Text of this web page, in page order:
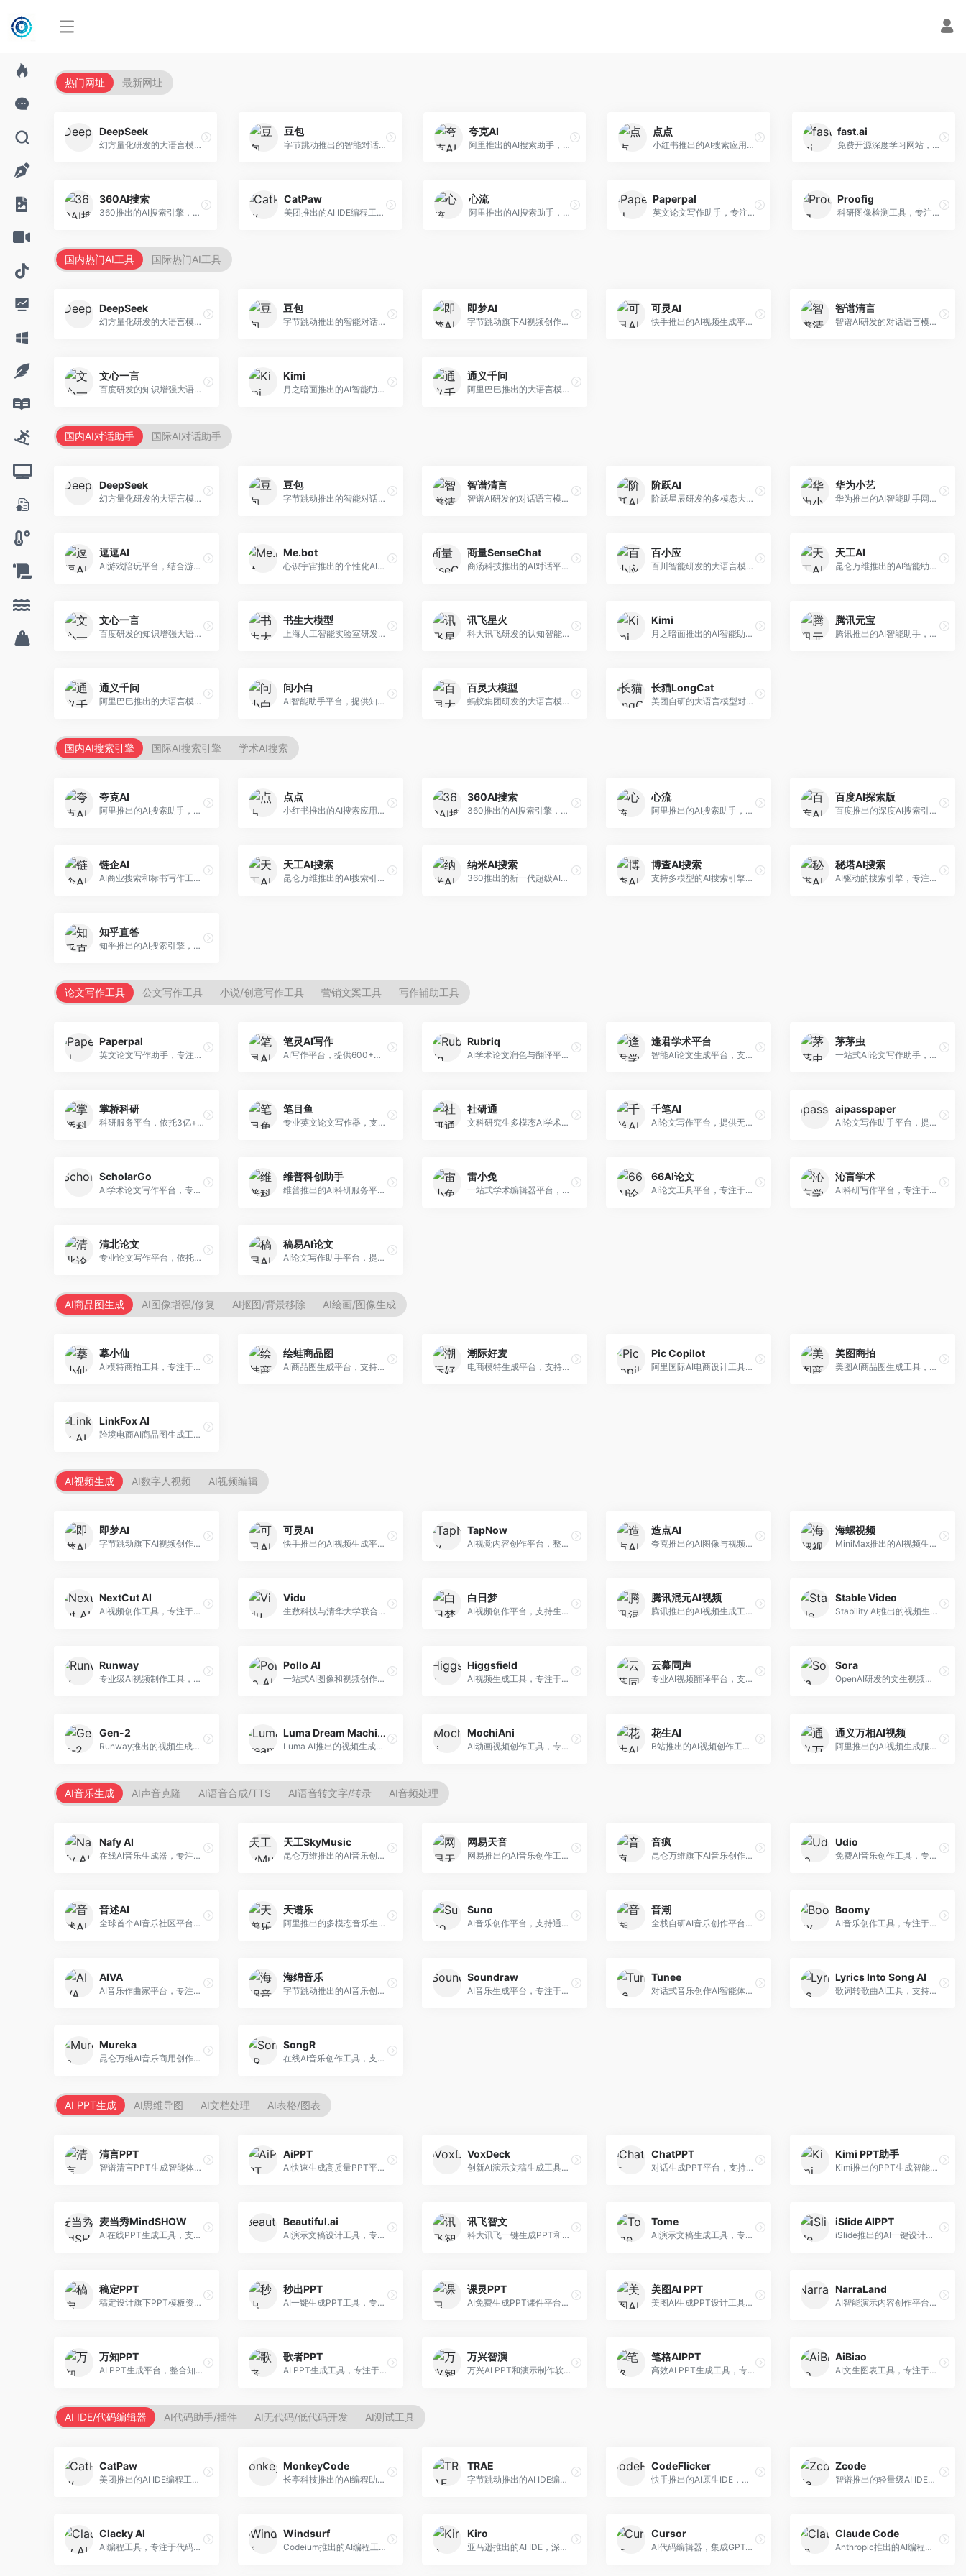
热门网址 最新网址
DeepSeek
幻方量化研发的大语言模型平台，专注于深度推理和代码生成能力。面向开发者、研究人员和技术爱好者，提供强大的逻辑推理和数学计算功能，开源生态完善，API接口友好。
豆包
字节跳动推出的智能对话助手平台，提供文本创作、知识问答、英语学习等多种AI服务。面向普通用户和内容创作者，支持多轮对话和文件解析，免费使用，响应速度快，中文理解能力强。
夸克AI
阿里推出的AI搜索助手，整合搜索与AI功能。面向年轻用户，提供智能搜索、文档处理、学习辅助等服务，与夸克生态深度整合。
点点
小红书推出的AI搜索应用，专注于生活方式内容搜索。面向小红书用户，提供生活攻略、消费决策、内容推荐等服务，生活方式内容丰富。
fast.ai
免费开源深度学习网站，专注于实用AI教学。面向开发者，提供免费深度学习课程、实战项目、代码库等资源，学习门槛低。
360AI搜索
360推出的AI搜索引擎，专注于安全智能搜索。面向普通用户，提供智能问答、网页搜索、内容整理等服务，安全防护能力强。
CatPaw
美团推出的AI IDE编程工具，专注于本地开发生态。面向开发者，提供智能代码补全、代码生成、项目管理等服务，本地开发体验好。
心流
阿里推出的AI搜索助手，专注于智能信息获取。面向普通用户，提供智能搜索、内容整理、知识问答等服务，与阿里生态深度整合。
Paperpal
英文论文写作助手，专注于学术英语润色。面向需要发表国际期刊的研究者，提供语法检查、学术表达优化、格式规范等服务，英语表达地道专业。
Proofig
科研图像检测工具，专注于学术图像完整性验证。面向科研人员，提供图像检测、重复分析、报告生成等服务，学术检测专业。
国内热门AI工具 国际热门AI工具
DeepSeek
幻方量化研发的大语言模型平台，专注于深度推理和代码生成能力。面向开发者、研究人员和技术爱好者，提供强大的逻辑推理和数学计算功能，开源生态完善，API接口友好。
豆包
字节跳动推出的智能对话助手平台，提供文本创作、知识问答、英语学习等多种AI服务。面向普通用户和内容创作者，支持多轮对话和文件解析，免费使用，响应速度快，中文理解能力强。
即梦AI
字节跳动旗下AI视频创作平台，支持多模态内容生成。面向内容创作者和营销人员，提供文生视频、图生视频、智能剪辑等功能，中文理解能力强，创作效率高。
可灵AI
快手推出的AI视频生成平台，支持文生视频和图生视频，可生成长达2分钟的高质量视频内容。面向短视频创作者和营销人员，操作简便，生成效果逼真，适合商业推广和创意表达。
智谱清言
智谱AI研发的对话语言模型，支持中英双语交互。面向中文用户和开发者，提供知识问答、代码编写、文档解读等服务，开源生态完善，学术研究背景深厚。
文心一言
百度研发的知识增强大语言模型，深度融合百度知识图谱和搜索能力。面向中文用户，提供知识问答、文本创作、逻辑推理等服务，中文语境理解准确，知识覆盖面广。
Kimi
月之暗面推出的AI智能助手，核心优势在于超长文本处理能力，支持20万字以上文档分析。面向学术研究者、职场人士和内容创作者，提供文档解读、PPT生成、联网搜索等综合服务。
通义千问
阿里巴巴推出的大语言模型平台，提供对话问答、文档处理、图像理解、代码编写等全方位AI服务。面向企业用户和个人开发者，集成阿里云生态，支持多模态交互，企业级安全保障。
国内AI对话助手 国际AI对话助手
DeepSeek
幻方量化研发的大语言模型平台，专注于深度推理和代码生成能力。面向开发者、研究人员和技术爱好者，提供强大的逻辑推理和数学计算功能，开源生态完善，API接口友好。
豆包
字节跳动推出的智能对话助手平台，提供文本创作、知识问答、英语学习等多种AI服务。面向普通用户和内容创作者，支持多轮对话和文件解析，免费使用，响应速度快，中文理解能力强。
智谱清言
智谱AI研发的对话语言模型，支持中英双语交互。面向中文用户和开发者，提供知识问答、代码编写、文档解读等服务，开源生态完善，学术研究背景深厚。
阶跃AI
阶跃星辰研发的多模态大模型平台，支持文本、图像、视频的综合理解与生成。面向创作者和企业客户，提供内容创作、智能分析等服务，多模态能力突出。
华为小艺
华为推出的AI智能助手网页端，深度整合鸿蒙生态和华为云服务。面向华为设备用户，支持语音交互、智能问答、设备控制等功能，与华为硬件生态无缝衔接。
逗逗AI
AI游戏陪玩平台，结合游戏理解和自然语言交互技术。面向游戏玩家，提供游戏攻略、陪玩互动、社交聊天等服务，游戏知识丰富，互动体验有趣。
Me.bot
心识宇宙推出的个性化AI伴侣，专注于情感交互和个人助理服务。面向个人用户，支持日程管理、情感陪伴、知识问答等功能，交互体验人性化。
商量SenseChat
商汤科技推出的AI对话平台，结合计算机视觉和自然语言处理技术。面向企业用户和开发者，支持多模态交互，视觉理解能力强，适合智能客服和内容创作场景。
百小应
百川智能研发的大语言模型助手，专注于中文理解和生成。面向中文用户，提供知识问答、文本创作、代码辅助等服务，模型参数规模大，中文表达流畅自然。
天工AI
昆仑万维推出的AI智能助手，集成搜索、对话、创作等多种能力。面向普通用户和内容创作者，支持联网搜索、文本生成、图像理解等功能，响应速度快，免费使用。
文心一言
百度研发的知识增强大语言模型，深度融合百度知识图谱和搜索能力。面向中文用户，提供知识问答、文本创作、逻辑推理等服务，中文语境理解准确，知识覆盖面广。
书生大模型
上海人工智能实验室研发的开源大模型系列，支持多尺度和多模态。面向研究机构和开发者，开源生态完善，学术研究背景深厚，适合科研和定制开发。
讯飞星火
科大讯飞研发的认知智能大模型，深度融合语音识别和自然语言处理技术。面向企业用户和教育领域，提供语音交互、文档处理、代码生成等服务，中文语音识别准确率高。
Kimi
月之暗面推出的AI智能助手，核心优势在于超长文本处理能力，支持20万字以上文档分析。面向学术研究者、职场人士和内容创作者，提供文档解读、PPT生成、联网搜索等综合服务。
腾讯元宝
腾讯推出的AI智能助手，整合微信生态和腾讯云服务。面向普通用户和企业客户，支持文档解析、图像理解、联网搜索等功能，与腾讯产品无缝衔接，办公协作便捷。
通义千问
阿里巴巴推出的大语言模型平台，提供对话问答、文档处理、图像理解、代码编写等全方位AI服务。面向企业用户和个人开发者，集成阿里云生态，支持多模态交互，企业级安全保障。
问小白
AI智能助手平台，提供知识问答、文本创作、文档处理等服务。面向普通用户和职场人士，操作简便，响应速度快，支持多场景应用。
百灵大模型
蚂蚁集团研发的大语言模型平台，专注于金融科技和企业服务。面向金融机构和企业客户，提供智能客服、风险分析、文档处理等服务，金融场景理解深入。
长猫LongCat
美团自研的大语言模型对话平台，专注于本地生活服务场景。面向美团生态用户，提供智能推荐、服务问答等功能，本地生活知识覆盖全面。
国内AI搜索引擎 国际AI搜索引擎 学术AI搜索
夸克AI
阿里推出的AI搜索助手，整合搜索与AI功能。面向年轻用户，提供智能搜索、文档处理、学习辅助等服务，与夸克生态深度整合。
点点
小红书推出的AI搜索应用，专注于生活方式内容搜索。面向小红书用户，提供生活攻略、消费决策、内容推荐等服务，生活方式内容丰富。
360AI搜索
360推出的AI搜索引擎，专注于安全智能搜索。面向普通用户，提供智能问答、网页搜索、内容整理等服务，安全防护能力强。
心流
阿里推出的AI搜索助手，专注于智能信息获取。面向普通用户，提供智能搜索、内容整理、知识问答等服务，与阿里生态深度整合。
百度AI探索版
百度推出的深度AI搜索引擎，整合百度知识图谱。面向中文用户，提供智能问答、知识探索、内容生成等服务，知识覆盖面广。
链企AI
AI商业搜索和标书写作工具，专注于企业服务场景。面向企业用户，提供商业信息搜索、标书生成、企业分析等服务，商业信息专业。
天工AI搜索
昆仑万维推出的AI搜索引擎，整合大模型与搜索能力。面向普通用户，提供智能问答、深度搜索、内容整理等服务，中文搜索体验好。
纳米AI搜索
360推出的新一代超级AI搜索，深度整合360搜索资源。面向普通用户，提供智能问答、多模态搜索、内容生成等服务，安全可靠。
博查AI搜索
支持多模型的AI搜索引擎，整合多种大模型能力。面向AI爱好者，提供多模型搜索、答案对比、深度分析等服务，模型选择灵活。
秘塔AI搜索
AI驱动的搜索引擎，专注于无广告直达结果。面向研究者和信息获取需求者，提供深度搜索、来源标注、答案整理等服务，搜索结果干净准确，信息可信度高。
知乎直答
知乎推出的AI搜索引擎，专注于知识问答场景。面向知识获取者，提供知乎内容搜索、智能问答、知识整理等服务，专业知识丰富。
论文写作工具 公文写作工具 小说/创意写作工具 营销文案工具 写作辅助工具
Paperpal
英文论文写作助手，专注于学术英语润色。面向需要发表国际期刊的研究者，提供语法检查、学术表达优化、格式规范等服务，英语表达地道专业。
笔灵AI写作
AI写作平台，提供600+写作模板。面向学生、职场人士和内容创作者，支持论文、公文、营销文案等多种文体，模板丰富，一键生成，写作效率大幅提升。
Rubriq
AI学术论文润色与翻译平台。面向国际期刊投稿者，提供论文润色、翻译、格式调整等服务，支持多语言，学术表达专业规范。
逢君学术平台
智能AI论文生成平台，支持查重检测。面向高校学生和研究人员，提供论文选题、内容生成、查重修改等一站式服务，学术写作流程完整。
茅茅虫
一站式AI论文写作助手，覆盖学术写作全场景。面向高校学生和科研人员，提供开题报告、文献综述、论文正文等写作服务，支持多学科多类型论文，操作简便。
掌桥科研
科研服务平台，依托3亿+真实文献数据库。面向学术研究者和学生，提供文献检索、论文写作、科研数据分析等服务，文献资源丰富，学术支持专业。
笔目鱼
专业英文论文写作器，支持学术论文全流程。面向留学生和国际期刊投稿者，提供英文论文撰写、润色、格式调整等服务，学术英语表达规范。
社研通
文科研究生多模态AI学术写作平台。面向文科研究生和社科研究者，提供文献综述、理论分析、定性研究辅助等服务，文科研究方法论支持完善。
千笔AI
AI论文写作平台，提供无限改稿服务。面向高校学生和学术研究者，支持论文选题、大纲生成、内容撰写、查重修改等全流程服务，改稿次数不限，服务质量有保障。
aipasspaper
AI论文写作助手平台，提供智能化的学术写作支持。面向大学生和研究人员，支持多种学科论文生成，提供参考文献管理和格式规范服务，写作效率高。
ScholarGo
AI学术论文写作平台，专注于理工科领域的逻辑构建。面向理工科研究生和科研工作者，提供公式编辑、数据分析、论文结构优化等服务，理工科写作逻辑严谨。
维普科创助手
维普推出的AI科研服务平台，整合学术资源与智能写作。面向科研人员和高校师生，提供文献检索、论文写作、查重检测等一站式服务，学术资源权威可靠。
雷小兔
一站式学术编辑器平台，覆盖论文写作全流程。面向高校学生和科研人员，提供选题分析、文献检索、论文生成、查重降重等服务，操作流程清晰，学术写作效率显著提升。
66AI论文
AI论文工具平台，专注于高质量低查重论文生成。面向大学生和研究生，提供论文写作、降重修改等服务，生成内容原创度高，查重率低。
沁言学术
AI科研写作平台，专注于学术研究辅助。面向研究生和科研工作者，提供文献分析、研究方法指导、论文撰写等服务，学术资源丰富，研究支持全面。
清北论文
专业论文写作平台，依托高校学术资源。面向本科生和研究生，提供论文指导、写作辅助、查重检测等服务，学术规范性强，适合追求高质量论文的用户。
稿易AI论文
AI论文写作助手平台，提供智能化学术写作支持。面向高校学生，支持多种论文类型生成，提供参考文献管理和格式规范服务，操作流程简单。
AI商品图生成 AI图像增强/修复 AI抠图/背景移除 AI绘画/图像生成
摹小仙
AI模特商拍工具，专注于服装电商。面向服装电商卖家，提供虚拟模特试穿、商品展示图生成等服务，模特形象多样，拍摄成本低。
绘蛙商品图
AI商品图生成平台，支持模特换装和场景生成。面向电商卖家，提供商品上身效果展示、场景化商品图生成等服务，电商营销效果显著。
潮际好麦
电商模特生成平台，支持AI虚拟模特创作。面向服装和配饰电商，提供模特试穿、商品展示、营销素材生成等服务，模特形象可定制。
Pic Copilot
阿里国际AI电商设计工具，专注于跨境电商。面向跨境电商卖家，提供商品图优化、营销海报生成、多语言适配等服务，海外市场适配性强。
美图商拍
美图AI商品图生成工具，整合美图生态。面向电商卖家，提供商品图美化、模特替换、场景生成等服务，移动端操作便捷。
LinkFox AI
跨境电商AI商品图生成工具。面向跨境电商卖家，支持多语言商品图生成、模特替换、场景优化等服务，适配海外电商平台需求。
AI视频生成 AI数字人视频 AI视频编辑
即梦AI
字节跳动旗下AI视频创作平台，支持多模态内容生成。面向内容创作者和营销人员，提供文生视频、图生视频、智能剪辑等功能，中文理解能力强，创作效率高。
可灵AI
快手推出的AI视频生成平台，支持文生视频和图生视频，可生成长达2分钟的高质量视频内容。面向短视频创作者和营销人员，操作简便，生成效果逼真，适合商业推广和创意表达。
TapNow
AI视觉内容创作平台，整合图像与视频生成能力。面向内容创作者，提供文生图、文生视频、智能编辑等服务，创作工具丰富，一站式体验便捷。
造点AI
夸克推出的AI图像与视频创作平台。面向普通用户和内容创作者，提供文生图、文生视频等功能，操作简便，与夸克生态深度整合。
海螺视频
MiniMax推出的AI视频生成工具，支持高质量视频创作。面向内容创作者，提供文生视频、视频编辑等功能，生成速度快，视频效果自然流畅。
NextCut AI
AI视频创作工具，专注于智能剪辑和视频生成。面向视频创作者，提供智能剪辑、视频生成、特效添加等功能，剪辑效率高，适合快节奏内容生产。
Vidu
生数科技与清华大学联合研发的AI视频生成大模型。面向视频创作者和内容生产者，支持文生视频、图生视频，视频质量高，物理运动理解准确，国产视频生成领先工具。
白日梦
AI视频创作平台，支持生成长达50分钟的长视频内容。面向长视频创作者和内容生产者，支持故事视频生成、视频编辑等功能，适合叙事性内容创作。
腾讯混元AI视频
腾讯推出的AI视频生成工具，基于混元大模型。面向腾讯生态用户和内容创作者，支持文生视频、视频编辑等功能，与腾讯产品生态深度整合。
Stable Video
Stability AI推出的视频生成模型，开源可部署。面向开发者和专业创作者，支持视频生成、视频编辑等功能，开源生态完善，定制化程度高。
Runway
专业级AI视频制作工具，支持视频生成与编辑。面向影视制作人和创意工作者，提供文生视频、视频编辑、绿幕抠像等专业功能，视频处理能力强，适合专业创作场景。
Pollo AI
一站式AI图像和视频创作平台，整合多种生成工具。面向内容创作者，提供文生图、文生视频、视频编辑等服务，创作工具全面，一站式体验便捷。
Higgsfield
AI视频生成工具，专注于高质量视频内容创作。面向视频创作者和营销人员，支持文生视频、视频编辑等功能，视频效果逼真，适合商业应用。
云幕同声
专业AI视频翻译平台，支持视频多语言配音和字幕生成。面向跨境电商和内容出海从业者，提供视频翻译、配音、字幕生成等服务，多语言支持完善。
Sora
OpenAI研发的文生视频大模型，可根据文字描述生成长达60秒的高清视频。面向影视创作者、广告从业者和内容生产者，视频连贯性强，物理世界理解准确，代表了AI视频生成的最高水平。
Gen-2
Runway推出的视频生成模型，专注于文生视频和视频风格转换。面向影视制作人和创意工作者，支持文本到视频、图像到视频等多种生成模式，视频质量专业级。
Luma Dream Machine
Luma AI推出的视频生成工具，专注于高质量视频创作。面向影视创作者和内容生产者，支持文生视频、图生视频，视频质量高，物理运动流畅自然。
MochiAni
AI动画视频创作工具，专注于动画内容生成。面向动画创作者和二次元内容生产者，支持动画风格视频生成，动画效果流畅，适合动漫内容创作。
花生AI
B站推出的AI视频创作工具，专注于短视频内容生成。面向B站创作者，支持视频生成、视频编辑等功能，与B站平台深度整合，创作效率高。
通义万相AI视频
阿里推出的AI视频生成服务，整合图像与视频创作能力。面向电商和营销从业者，支持商品视频生成、营销视频制作等服务，商业应用场景丰富。
AI音乐生成 AI声音克隆 AI语音合成/TTS AI语音转文字/转录 AI音频处理
Nafy AI
在线AI音乐生成器，专注于快速音乐创作。面向内容创作者，支持多种风格音乐生成，操作简便，生成速度快，适合快速配乐需求。
天工SkyMusic
昆仑万维推出的AI音乐创作平台，基于天工大模型。面向音乐创作者，支持歌词生成、旋律创作、音乐编曲等服务，中文音乐创作能力强。
网易天音
网易推出的AI音乐创作工具，支持作词、作曲与编曲。面向音乐爱好者和独立音乐人，提供歌词生成、旋律创作、编曲制作等服务，与网易云音乐生态深度整合。
音疯
昆仑万维旗下AI音乐创作平台，专注于音乐内容生成。面向音乐爱好者和内容创作者，提供多种风格音乐生成，操作简便，创作速度快。
Udio
免费AI音乐创作工具，专注于高质量音乐生成。面向音乐创作者和内容制作者，支持多种音乐风格生成，音质专业，创作自由度高，适合专业音乐制作场景。
音述AI
全球首个AI音乐社区平台，整合创作与分享功能。面向音乐创作者和爱好者，提供音乐创作、作品分享、社区交流等服务，社区氛围活跃。
天谱乐
阿里推出的多模态音乐生成平台，整合音频与文本理解能力。面向内容创作者，支持歌词生成、旋律创作、音乐编辑等服务，与阿里生态深度整合。
Suno
AI音乐创作平台，支持通过文字描述生成完整歌曲，包含歌词、旋律和人声。面向音乐爱好者、内容创作者和独立音乐人，操作门槛低，创作速度快，支持多种音乐风格，为音乐创作带来全新可能。
音潮
全栈自研AI音乐创作平台，支持从创作到发布的完整流程。面向独立音乐人和音乐工作室，提供作词作曲、编曲混音、音乐发布等服务，创作工具专业。
Boomy
AI音乐创作工具，专注于快速音乐生成与发布。面向音乐爱好者和业余创作者，支持一键生成原创音乐，可直接发布到音乐平台，创作门槛低。
AIVA
AI音乐作曲家平台，专注于古典和影视配乐创作。面向影视制作人和游戏开发者，提供原创音乐生成、配乐定制等服务，音乐风格专业，适合影视游戏配乐。
海绵音乐
字节跳动推出的AI音乐创作平台，支持多风格音乐生成。面向内容创作者和音乐爱好者，提供歌词创作、旋律生成、编曲制作等服务，创作效率高，适合短视频配乐。
Soundraw
AI音乐生成平台，专注于免版税音乐创作。面向视频创作者和内容制作者，提供背景音乐生成、音乐定制等服务，音乐版权清晰，适合视频配乐场景。
Tunee
对话式音乐创作AI智能体，支持自然语言交互创作。面向音乐爱好者，通过对话方式完成音乐创作，交互体验友好，创作过程直观。
Lyrics Into Song AI
歌词转歌曲AI工具，支持将歌词转化为完整歌曲。面向歌词创作者和音乐爱好者，提供歌词谱曲、编曲制作等服务，歌词音乐化效率高。
Mureka
昆仑万维AI音乐商用创作平台，专注于商业音乐授权。面向企业和商业用户，提供版权音乐生成、商用授权等服务，音乐版权清晰，商业应用安全。
SongR
在线AI音乐创作工具，支持歌词与旋律一体化生成。面向内容创作者和音乐爱好者，提供歌词创作、旋律生成、音乐制作等服务，操作简便，创作速度快。
AI PPT生成 AI思维导图 AI文档处理 AI表格/图表
清言PPT
智谱清言PPT生成智能体，基于GLM大模型。面向智谱用户，支持对话生成PPT、内容优化等服务，与智谱生态深度整合。
AiPPT
AI快速生成高质量PPT平台，支持主题定制。面向职场人士和学生，提供一键生成、模板选择、内容优化等服务，PPT制作速度快，设计质量高。
VoxDeck
创新AI演示文稿生成工具，支持语音交互创作。面向职场人士，支持语音输入、PPT生成、内容优化等功能，语音创作体验便捷。
ChatPPT
对话生成PPT平台，支持自然语言交互创作。面向职场人士和教育工作者，通过对话方式完成PPT制作，交互体验友好，创作过程直观。
Kimi PPT助手
Kimi推出的PPT生成智能体，整合长文本处理能力。面向职场人士和学生，支持文档解析、PPT生成、内容优化等服务，与Kimi生态深度整合。
麦当秀MindSHOW
AI在线PPT生成工具，支持思维导图转PPT。面向职场人士，提供思维导图导入、PPT生成、模板选择等服务，思维导图转PPT效率高。
Beautiful.ai
AI演示文稿设计工具，专注于自动化设计排版。面向职场人士，提供智能排版、模板选择、设计优化等服务，设计美观度高。
讯飞智文
科大讯飞一键生成PPT和Word工具，整合语音技术。面向职场人士，支持语音输入、文档生成、格式调整等功能，办公效率显著提升。
Tome
AI演示文稿生成工具，专注于故事化演示创作。面向创业者和营销人员，提供故事叙述、视觉设计、内容生成等服务，演示文稿叙事性强。
iSlide AIPPT
iSlide推出的AI一键设计精美PPT工具。面向PPT设计用户，提供模板库、内容生成、设计优化等服务，与iSlide插件深度整合。
稿定PPT
稿定设计旗下PPT模板资源库，整合AI生成功能。面向设计师和职场人士，提供海量PPT模板、AI内容生成等服务，模板质量高。
秒出PPT
AI一键生成PPT工具，专注于快速演示文稿制作。面向职场人士，支持主题输入、内容生成、模板套用等功能，PPT生成速度快，适合紧急制作场景。
课灵PPT
AI免费生成PPT课件平台，专注于教育场景。面向教师和教育工作者，提供课件生成、教学设计、模板选择等服务，教育适配性强。
美图AI PPT
美图AI生成PPT设计工具，整合图像处理能力。面向设计师和职场人士，提供PPT生成、图片美化、设计优化等服务，视觉设计美观。
NarraLand
AI智能演示内容创作平台，专注于叙事演示。面向内容创作者，提供故事创作、演示生成、动画设计等服务，演示内容生动有趣。
万知PPT
AI PPT生成平台，整合知识库与创作功能。面向职场人士，支持内容检索、PPT生成、设计优化等服务，知识整合能力强。
歌者PPT
AI PPT生成工具，专注于演示文稿智能创作。面向职场人士，支持主题输入、内容生成、设计美化等功能，PPT制作效率高。
万兴智演
万兴AI PPT和演示制作软件，整合视频演示功能。面向职场人士和教育工作者，提供PPT生成、演示录制、视频制作等服务，演示功能完善。
笔格AIPPT
高效AI PPT生成工具，专注于演示文稿智能创作。面向职场人士，支持主题输入、内容生成、设计美化等功能，PPT制作效率高。
AiBiao
AI文生图表工具，专注于数据可视化展示。面向数据分析师和职场人士，提供图表生成、数据可视化、PPT嵌入等服务，数据展示专业。
AI IDE/代码编辑器 AI代码助手/插件 AI无代码/低代码开发 AI测试工具
CatPaw
美团推出的AI IDE编程工具，专注于本地开发生态。面向开发者，提供智能代码补全、代码生成、项目管理等服务，本地开发体验好。
MonkeyCode
长亭科技推出的AI编程助手，专注于安全开发。面向开发者，提供代码生成、安全检测、漏洞修复等服务，安全开发能力强。
TRAE
字节跳动推出的AI IDE编程工具，深度集成大模型能力。面向开发者，提供智能代码补全、代码解释、重构优化等服务，编程效率显著提升。
CodeFlicker
快手推出的AI原生IDE，专注于短视频相关开发。面向快手生态开发者，提供代码生成、调试辅助等服务，与快手开发生态深度整合。
Zcode
智谱推出的轻量级AI IDE，基于GLM模型。面向开发者，提供智能代码补全、代码生成、错误检测等服务，中文编程支持好。
Clacky AI
AI编程工具，专注于代码智能生成与优化。面向开发者，提供代码生成、代码重构、错误修复等服务，编程效率高。
Windsurf
Codeium推出的AI编程工具，专注于代码智能辅助。面向开发者，提供代码补全、代码生成、代码解释等服务，多语言支持完善。
Kiro
亚马逊推出的AI IDE，深度整合AWS云服务。面向AWS开发者，提供代码生成、云服务集成、部署自动化等服务，与AWS生态无缝衔接。
Cursor
AI代码编辑器，集成GPT-4模型，专注于智能编程辅助。面向开发者，提供代码生成、代码解释、错误修复等服务，编程体验流畅，开发效率高。
Claude Code
Anthropic推出的AI编程工具，基于Claude模型。面向开发者，提供代码生成、代码审查、调试辅助等服务，代码质量高，推理能力强。